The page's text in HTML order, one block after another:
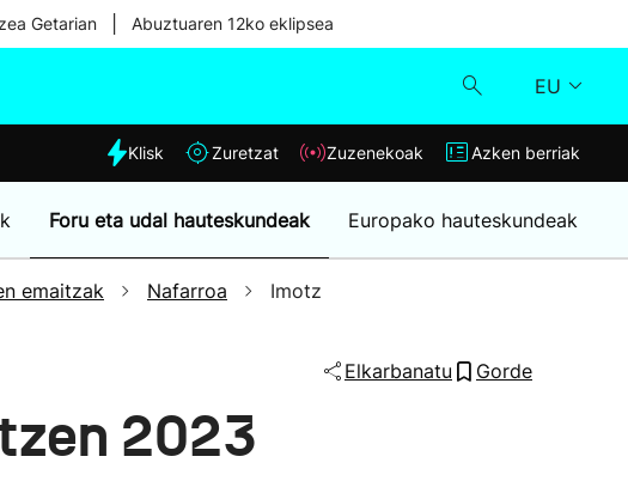
Getarian Abuztuaren 12ko eklipsea
EU
Eguraldia
Klisk
Zuzenekoak
Azken berriak
Klisk Zuretzat Zuzenekoak Azken berriak
Foru eta udal hauteskundeak Europako hauteskundeak
emaitzak Nafarroa Imotz
Elkarbanatu Gorde
2023